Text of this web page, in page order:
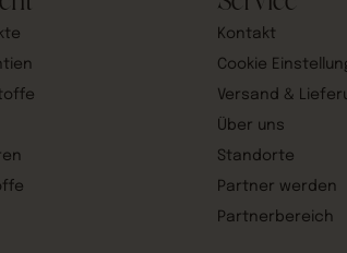
Kontakt
Cookie
Versand &
Über uns
Standorte
Partner werden
Partnerbereich